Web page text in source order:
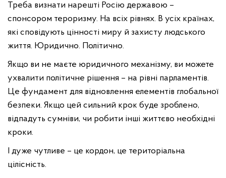
Треба визнати нарешті Росію державою –
спонсором тероризму. На всіх рівнях. В усіх країнах,
які сповідують цінності миру й захисту людського
життя. Юридично. Політично.
Якщо ви не маєте юридичного механізму, ви можете
ухвалити політичне рішення – на рівні парламентів.
Це фундамент для відновлення елементів глобальної
безпеки. Якщо цей сильний крок буде зроблено,
відпадуть сумніви, чи робити інші життєво необхідні
кроки.
І дуже чутливе – це кордон, це територіальна
цілісність.